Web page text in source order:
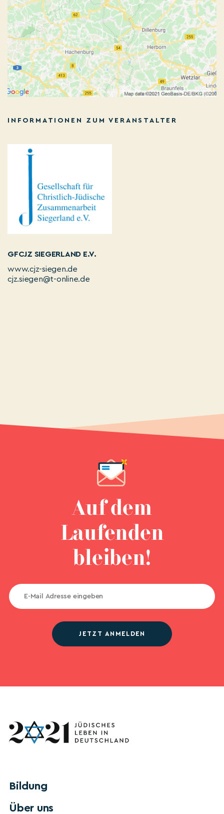
INFORMATIONEN ZUM VERANSTALTER
GFCJZ SIEGERLAND E.V.
www.cjz-siegen.de
cjz.siegen@t-online.de
Auf dem
Laufenden
bleiben!
JETZT ANMELDEN
Bildung
Über uns